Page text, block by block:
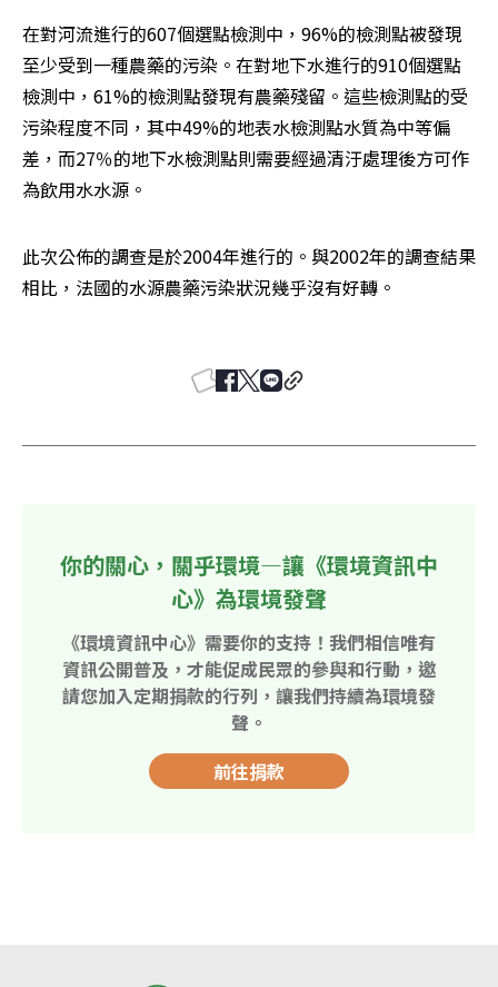
在對河流進行的607個選點檢測中，96%的檢測點被發現
至少受到一種農藥的污染。在對地下水進行的910個選點
檢測中，61%的檢測點發現有農藥殘留。這些檢測點的受
污染程度不同，其中49%的地表水檢測點水質為中等偏
差，而27％的地下水檢測點則需要經過清汙處理後方可作
為飲用水水源。
此次公佈的調查是於2004年進行的。與2002年的調查結果
相比，法國的水源農藥污染狀況幾乎沒有好轉。
你的關心，關乎環境—讓《環境資訊中
心》為環境發聲
《環境資訊中心》需要你的支持！我們相信唯有
資訊公開普及，才能促成民眾的參與和行動，邀
請您加入定期捐款的行列，讓我們持續為環境發
聲。
前往捐款